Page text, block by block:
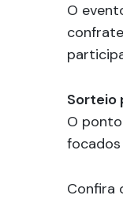
O
Sorteio
O
focados
Confira